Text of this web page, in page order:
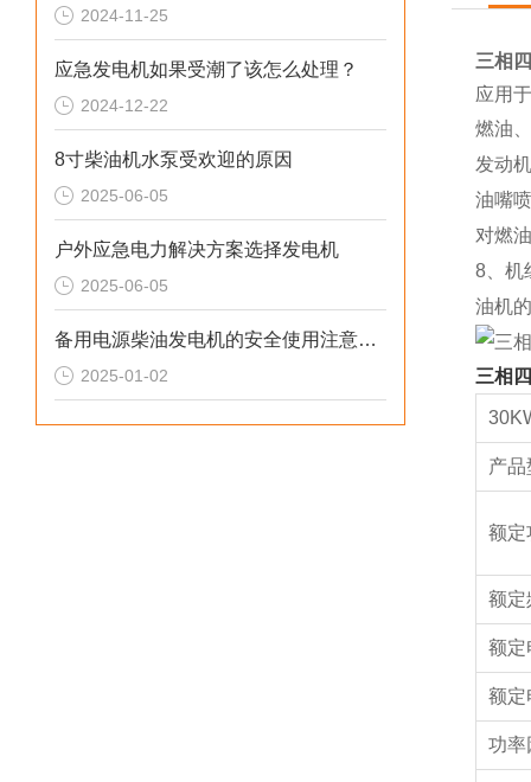
2024-11-25
应急发电机如果受潮了该怎么处理？
2024-12-22
8寸柴油机水泵受欢迎的原因
2025-06-05
户外应急电力解决方案选择发电机
2025-06-05
备用电源柴油发电机的安全使用注意事项
2025-01-02
三相
应用
燃油
发动
油嘴
对燃
8、机
油机
三相
产品
额定
额定
额定
额定
功率